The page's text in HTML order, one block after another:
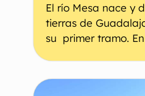
El río Mesa nace y
tierras de
su primer tramo. En